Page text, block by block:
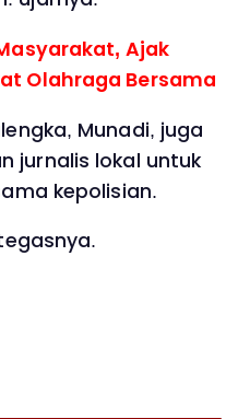
Ajak
Olahraga Bersama
Munadi, juga
jurnalis lokal untuk
kepolisian.